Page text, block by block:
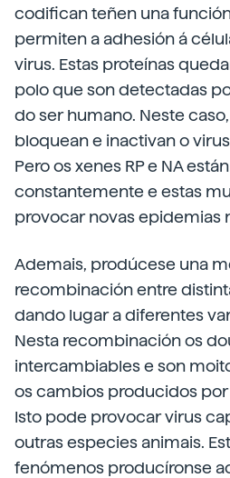
codifican teñen una
permiten a adhesión á
virus. Estas proteínas
polo que son detectadas
do ser humano. Neste
bloquean e inactivan o
Pero os xenes RP e NA
constantemente e estas
provocar novas epidemias
Ademais, prodúcese una
recombinación entre
dando lugar a diferentes
Nesta recombinación os
intercambiables e son
os cambios producidos
Isto pode provocar virus
outras especies animais.
fenómenos producíronse